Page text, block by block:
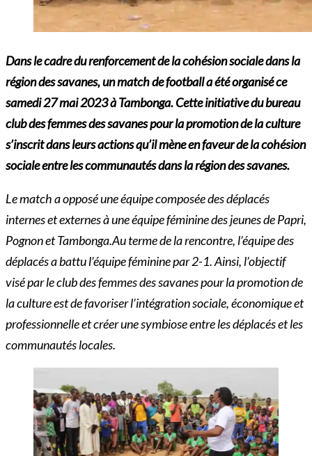
Dans le cadre du renforcement de la cohésion sociale dans la
région des savanes, un match de football a été organisé ce
samedi 27 mai 2023 à Tambonga. Cette initiative du bureau
club des femmes des savanes pour la promotion de la culture
s’inscrit dans leurs actions qu’il mène en faveur de la cohésion
sociale entre les communautésdans la région des savanes.
Le match a opposé une équipe composée des déplacés
internes et externes à une équipe féminine des jeunes de Papri,
Pognon et Tambonga.Au terme de la rencontre, l’équipe des
déplacés a battu l’équipe féminine par 2-1. Ainsi, l’objectif
visé par le club des femmes des savanes pour la promotion de
la culture est de favoriser l’intégration sociale, économique et
professionnelle et créer une symbiose entre les déplacés et les
communautés locales.